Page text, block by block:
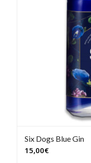
Six Dogs Blue Gin
15,00€